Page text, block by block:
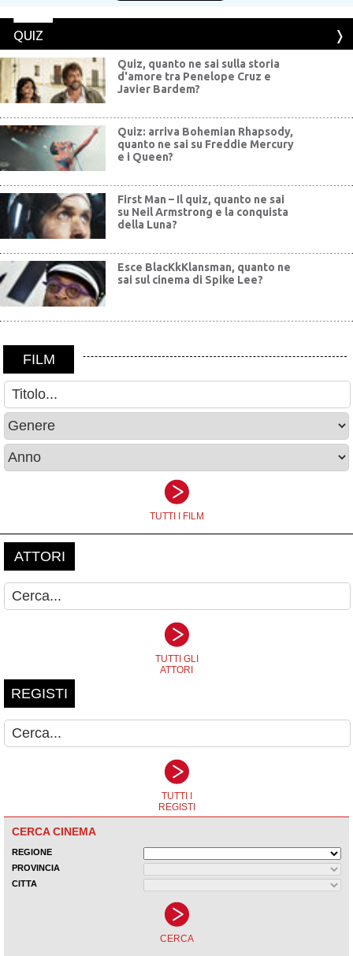
QUIZ
Quiz, quanto ne sai sulla storia
d'amore tra Penelope Cruz e
Javier Bardem?
Quiz: arriva Bohemian Rhapsody,
quanto ne sai su Freddie Mercury
e i Queen?
First Man – Il quiz, quanto ne sai
su Neil Armstrong e la conquista
della Luna?
Esce BlacKkKlansman, quanto ne
sai sul cinema di Spike Lee?